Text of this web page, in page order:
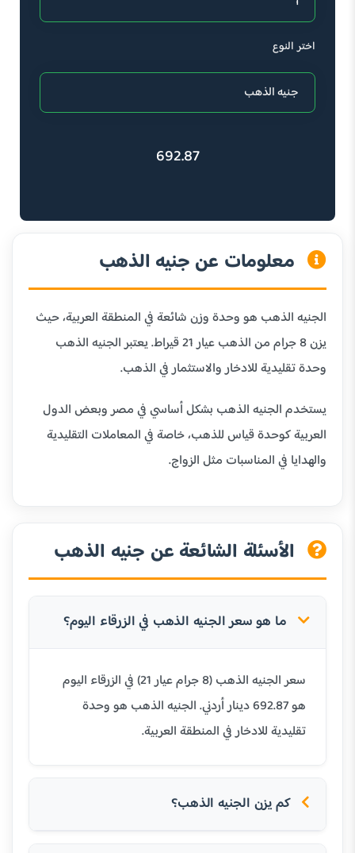
اختر النوع
692.87
معلومات عن جنيه الذهب
الجنيه الذهب هو وحدة وزن شائعة في المنطقة العربية، حيث
يزن 8 جرام من الذهب عيار 21 قيراط. يعتبر الجنيه الذهب
وحدة تقليدية للادخار والاستثمار في الذهب.
يستخدم الجنيه الذهب بشكل أساسي في مصر وبعض الدول
العربية كوحدة قياس للذهب، خاصة في المعاملات التقليدية
والهدايا في المناسبات مثل الزواج.
الأسئلة الشائعة عن جنيه الذهب
ما هو سعر الجنيه الذهب في الزرقاء اليوم؟
سعر الجنيه الذهب (8 جرام عيار 21) في الزرقاء اليوم
هو 692.87 دينار أردني. الجنيه الذهب هو وحدة
تقليدية للادخار في المنطقة العربية.
كم يزن الجنيه الذهب؟